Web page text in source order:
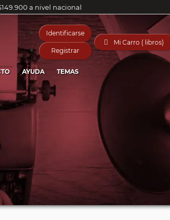
a nivel nacional
Identificarse
Registrar
 Mi Carro ( libros)
AYUDA TEMAS